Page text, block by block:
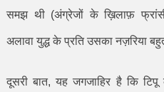
समझ थी (अंग्रेजों के ख़िलाफ़
अलावा युद्ध के प्रति उसका नज़रिया
दूसरी बात,यह जगजाहिर है कि